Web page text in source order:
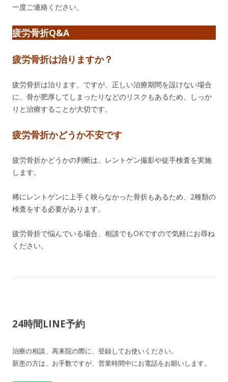
一度ご連絡ください。
疲労骨折Q&A
疲労骨折は治りますか？
疲労骨折は治ります。ですが、正しい治療期間を設けない場合
に、骨が肥厚してしまったりなどのリスクもあるため、しっか
りと治療することが大切です。
疲労骨折かどうか不安です
疲労骨折かどうかの判断は、レントゲン撮影や徒手検査を実施
します。
稀にレントゲンに上手く映らなかった骨折もあるため、2種類の
検査をする必要があります。
疲労骨折で悩んでいる場合、相談でもOKですので気軽にお尋ね
ください。
24時間LINE予約
治療の相談、再来院の際に、登録してお使いください。
新患の方は、お手数ですが、営業時間中にお電話をお願いします。